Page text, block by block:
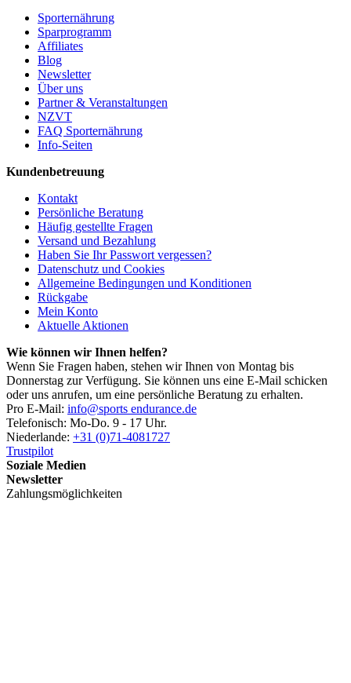
Sporternährung
Sparprogramm
Affiliates
Blog
Newsletter
Über uns
Partner & Veranstaltungen
NZVT
FAQ Sporternährung
Info-Seiten
Kundenbetreuung
Kontakt
Persönliche Beratung
Häufig gestellte Fragen
Versand und Bezahlung
Haben Sie Ihr Passwort vergessen?
Datenschutz und Cookies
Allgemeine Bedingungen und Konditionen
Rückgabe
Mein Konto
Aktuelle Aktionen
Wie können wir Ihnen helfen?
Wenn Sie Fragen haben, stehen wir Ihnen von Montag bis
Donnerstag zur Verfügung. Sie können uns eine E-Mail schicken
oder uns anrufen, um eine persönliche Beratung zu erhalten.
Pro E-Mail: info@sports endurance.de
Telefonisch: Mo-Do. 9 - 17 Uhr.
Niederlande: +31 (0)71-4081727
Trustpilot
Soziale Medien
Newsletter
Zahlungsmöglichkeiten